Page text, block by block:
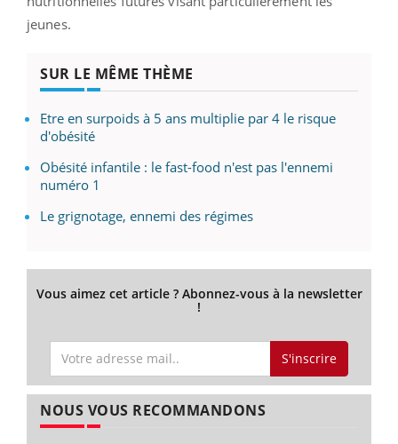
jeunes.
SUR LE MÊME THÈME
Etre en surpoids à 5 ans multiplie par 4 le risque
d'obésité
Obésité infantile : le fast-food n'est pas l'ennemi
numéro 1
Le grignotage, ennemi des régimes
Vous aimez cet article ? Abonnez-vous à la newsletter
!
S'inscrire
NOUS VOUS RECOMMANDONS